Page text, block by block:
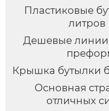
Пластиковые
литров
Дешевые линии
Крышка бутылки
Основная
отличных